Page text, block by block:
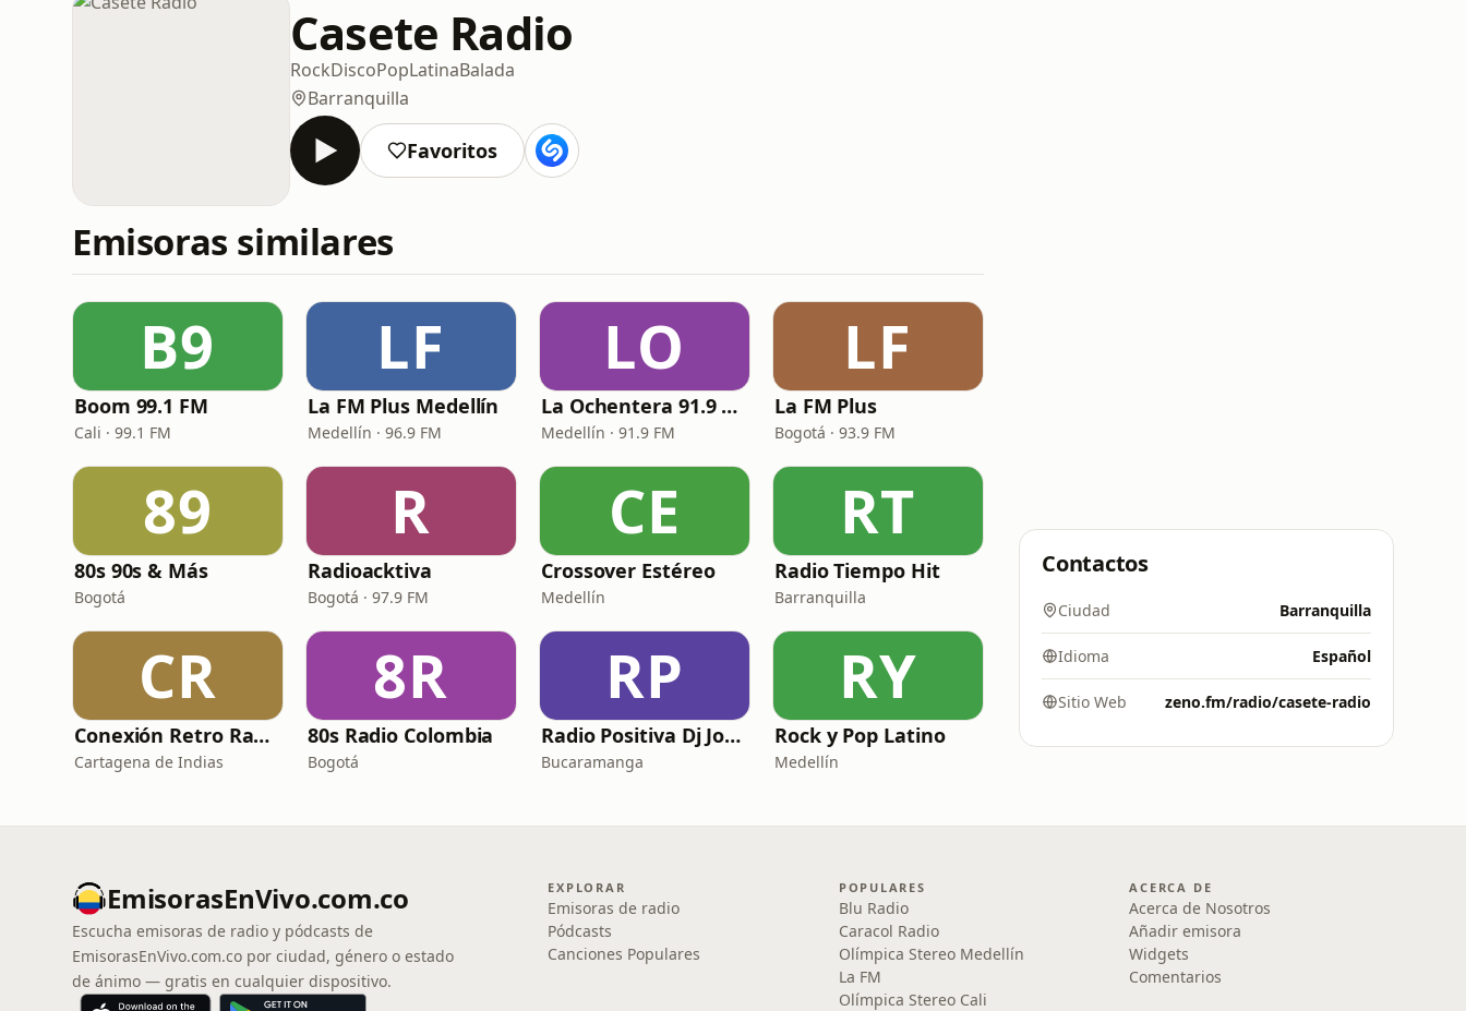
Casete Radio
RockDiscoPopLatinaBalada
Barranquilla
Favoritos
Emisoras similares
B9
Boom 99.1 FM
Cali · 99.1 FM
LF
La FM Plus Medellín
Medellín · 96.9 FM
LO
La Ochentera 91.9 FM
Medellín · 91.9 FM
LF
La FM Plus
Bogotá · 93.9 FM
89
80s 90s & Más
Bogotá
R
Radioacktiva
Bogotá · 97.9 FM
CE
Crossover Estéreo
Medellín
RT
Radio Tiempo Hit
Barranquilla
CR
Conexión Retro Radio
Cartagena de Indias
8R
80s Radio Colombia
Bogotá
RP
Radio Positiva Dj Jorge
Bucaramanga
RY
Rock y Pop Latino
Medellín
Contactos
Ciudad Barranquilla
Idioma Español
Sitio Web zeno.fm/radio/casete-radio
EmisorasEnVivo.com.co
Escucha emisoras de radio y pódcasts de
EmisorasEnVivo.com.co por ciudad, género o estado
de ánimo — gratis en cualquier dispositivo.
EXPLORAR
Emisoras de radio
Pódcasts
Canciones Populares
POPULARES
Blu Radio
Caracol Radio
Olímpica Stereo Medellín
La FM
Olímpica Stereo Cali
ACERCA DE
Acerca de Nosotros
Añadir emisora
Widgets
Comentarios